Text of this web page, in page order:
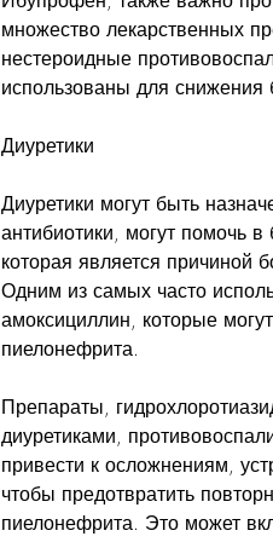
множество лекарственных
нестероидные
использованы для снижения
Диуретики
Диуретики могут быть
антибиотики, могут помочь
которая является причиной
Одним из самых часто
амоксициллин, которые
пиелонефрита.
Препараты,
диуретиками,
привести к осложнениям,
чтобы предотвратить
пиелонефрита. Это может